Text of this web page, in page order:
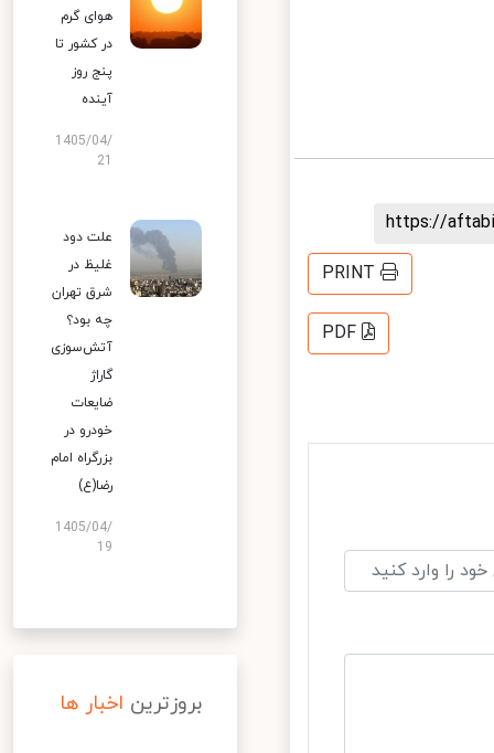
https://
PRINT
PDF
هوای گرم
در کشور تا
پنج روز
آینده
1405/04/
علت دود
غلیظ در
شرق تهران
چه بود؟
آتش‌سوزی
گاراژ
ضایعات
خودرو در
بزرگراه امام
رضا(ع)
1405/04/
19
بروزترین اخبار ها